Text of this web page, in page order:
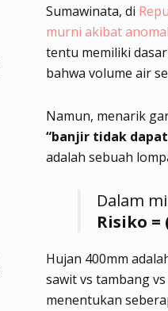
Sumawinata, di
murni akibat
tentu memiliki
bahwa volume air
Namun, menarik
“banjir tidak
adalah sebuah
Dalam
Risiko =
Hujan 400mm
sawit vs tambang
menentukan